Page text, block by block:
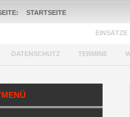
STARTSEITE
EINSÄTZE
DATENSCHUTZ TERMINE